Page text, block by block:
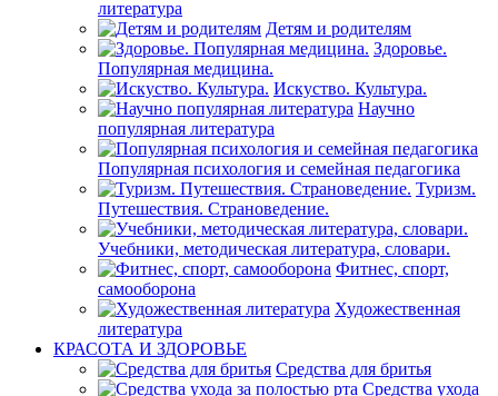
литература
Детям и родителям
Здоровье.
Популярная медицина.
Искуство. Культура.
Научно
популярная литература
Популярная психология и семейная педагогика
Туризм.
Путешествия. Страноведение.
Учебники, методическая литература, словари.
Фитнес, спорт,
самооборона
Художественная
литература
КРАСОТА И ЗДОРОВЬЕ
Средства для бритья
Средства ухода